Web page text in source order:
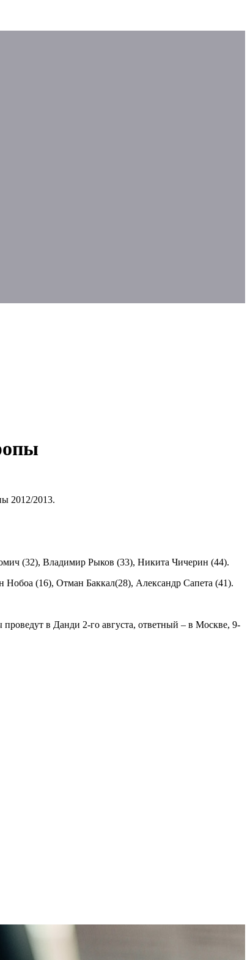
2012/2013.
(32), Владимир Рыков (33), Никита Чичерин (44).
(16), Отман Баккал(28), Александр Сапета (41).
в Данди 2-го августа, ответный – в Москве, 9-